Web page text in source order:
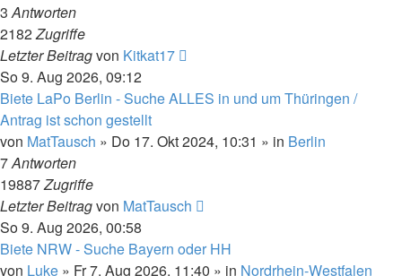
3Antworten
2182Zugriffe
Letzter Beitragvon Kitkat17
So 9. Aug 2026, 09:12
Biete LaPo Berlin - Suche ALLES in und um Thüringen /
Antrag ist schon gestellt
von MatTausch » Do 17. Okt 2024, 10:31 » in Berlin
7Antworten
19887Zugriffe
Letzter Beitragvon MatTausch
So 9. Aug 2026, 00:58
Biete NRW - Suche Bayern oder HH
von Luke » Fr 7. Aug 2026, 11:40 » in Nordrhein-Westfalen